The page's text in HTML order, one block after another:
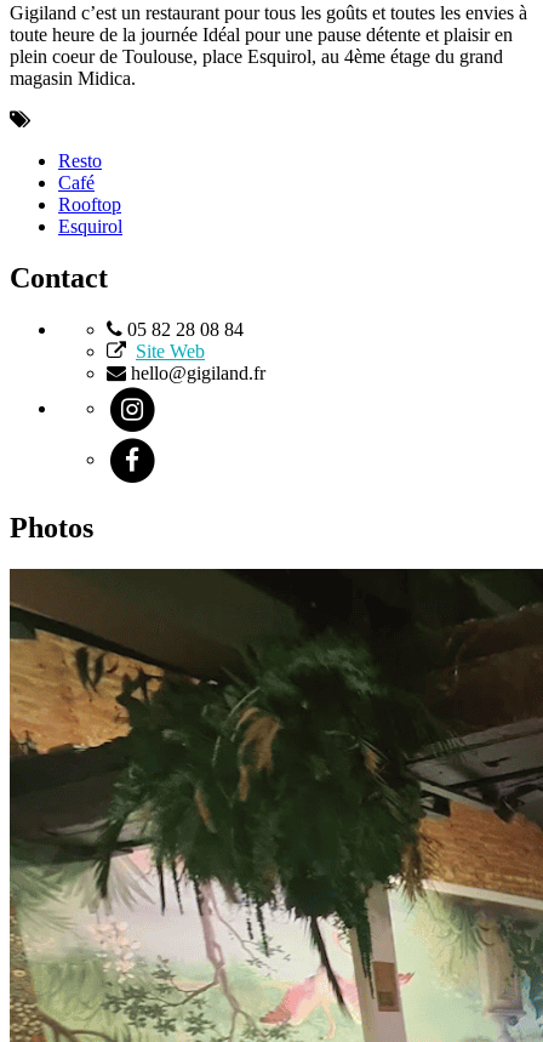
Gigiland c’est un restaurant pour tous les goûts et toutes les envies à
toute heure de la journée Idéal pour une pause détente et plaisir en
plein coeur de Toulouse, place Esquirol, au 4ème étage du grand
magasin Midica.
Resto
Café
Rooftop
Esquirol
Contact
05 82 28 08 84
Site Web
hello@gigiland.fr
Photos